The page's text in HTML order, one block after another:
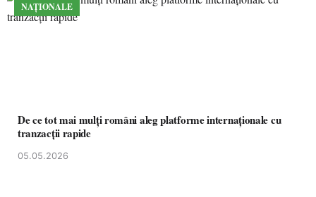
NAȚIONALE
De ce tot mai mulți români aleg platforme internaționale cu
tranzacții rapide
05.05.2026